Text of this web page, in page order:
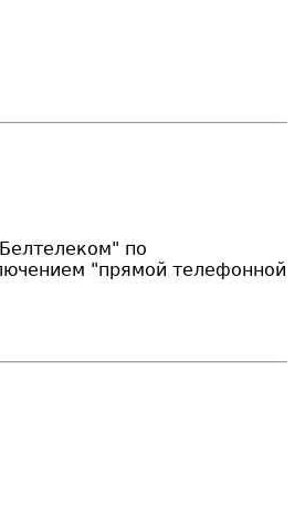
по
"прямой телефонной